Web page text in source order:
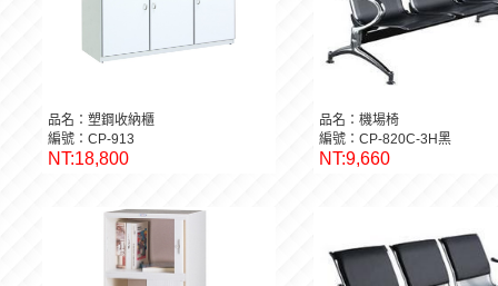
品名：塑鋼收納櫃
編號：CP-913
NT:18,800
品名：機場椅
編號：CP-820C-3H黑
NT:9,660